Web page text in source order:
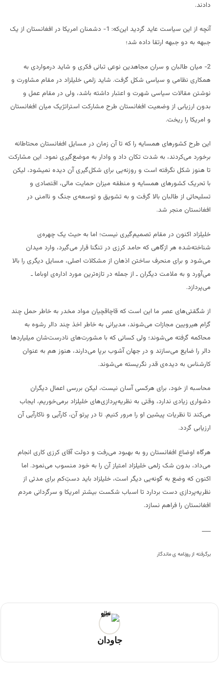
دادند.
آنچه از این سیاست عاید گردید این‌که: 1- دشمنان امریکا در افغانستان از یک
جبهه به دو جبهه ارتقا داده شد؛
2- میان طالبان و سران مجاهدین نوعی تبانی فکری و شاید درمواردی به
همکاری نظامی و سیاسی شکل گرفت. شاید زلمی خلیلزاد در مقام مشاورت و
نوشتن مقالات سیاسی شهرت و اعتبار داشته باشد، ولی در مقام عمل و
بدون ارزیابی از وضعیت افغانستان طرح مشارکت استراتژیک میان افغانستان
و امریکا را ریخت.
این طرح کشورهای همسایه را که تا آن زمان در مسایل افغانستان محتاطانه
برخورد می‌کردند، به شدت تکان داد و وادار به موضع‌گیری نمود. این مشارکت
تا هنوز شکل نگرفته است و روزنه‌یی برای شکل‌گیری آن دیده نمی‎شود، لیکن
با تحریک کشورهای همسایه و منطقه میزان حمایت مالی، اقتصادی و
تسلیحاتی از طالبان بالا گرفت و به تشویق و توسعه‌ی جنگ و ناامنی در
افغانستان منجر شد.
خلیلزاد اکنون در مقام تصمیم‌گیری نیست؛ اما به حیث یک چهره‌ی
شناخته‌شده هر ازگاهی که حامد کرزی در تنگنا قرار می‌گیرد، وارد میدان
می‌شود و برای منحرف ساختن اذهان از مشکلات اصلی، مسایل دیگری را بالا
می‌آورد و به ملامت دیگران ـ از جمله در تازه‌ترین مورد اداره‌ی اوباما ـ
می‌پردازد.
از شگقتی‌های عصر ما این است که قاچاقچیان مواد مخدر به خاطر حمل چند
گرام هیرویین مجازات می‌شوند، مدیرانی به خاطر اخذ چند دالر رشوه به
محاکمه گرفته می‌شوند؛ ولی کسانی که با مشورت‌های نادرست‌شان میلیاردها
دالر را ضایع می‌سازند و در جهان آشوب برپا می‌دارند، هنوز هم به عنوان
کارشناس به دیده‌ی قدر نگریسته می‌شوند.
محاسبه از خود، برای هرکسی آسان نیست، لیکن بررسی اعمال دیگران
دشواری زیادی ندارد، وقتی به نظریه‌پردازی‌های خلیلزاد برمی‌خوریم، ایجاب
می‌کند تا نظریات پیشین او را مرور کنیم. تا در پرتو آن، کارآیی و ناکارآیی آن
ارزیابی گردد.
هرگاه اوضاع افغانستان رو به بهبود می‌رفت و دولت آقای کرزی کاری انجام
می‌داد، بدون شک زلمی خلیلزاد امتیاز آن را به خود منسوب می‌نمود. اما
اکنون که وضع به گونه‌یی دیگر است، خلیلزاد باید دستِ‌کم برای مدتی از
نظریه‌پردازی دست بردارد تا اسباب شکست بیشتر امریکا و سرگردانی مردم
افغانستان را فراهم نسازد.
___
برگرفته از روزنامه ی ماندگار
جاودان